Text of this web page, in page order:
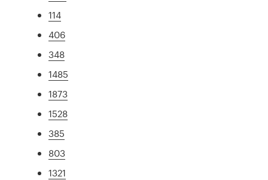
114
406
348
1485
1873
1528
385
803
1321